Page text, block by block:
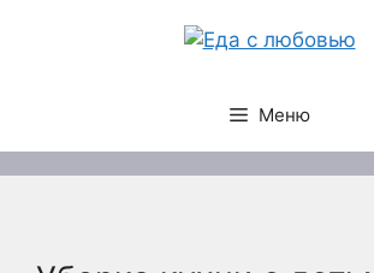
Меню